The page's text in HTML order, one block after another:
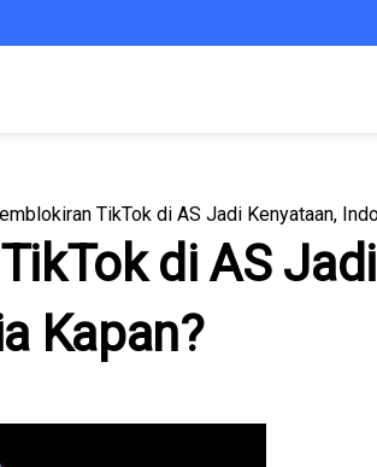
di AS Jadi
Kapan?